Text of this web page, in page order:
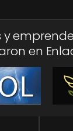
y
en